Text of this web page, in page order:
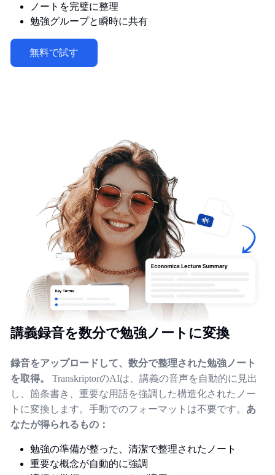
ノートを完璧に整理
勉強グループと瞬時に共有
無料で試す
講義録音を数分で勉強ノートに変換
録音をアップロードして、数分で整理された勉強ノート
を取得。
TranskriptorのAIは、講義の音声を自動的に見出
し、箇条書き、重要な用語を強調した構造化されたノー
トに変換します。手動でのフォーマットは不要です。 あ
なたが得られるもの：
勉強の準備が整った、清潔で整理されたノート
重要な概念が自動的に強調